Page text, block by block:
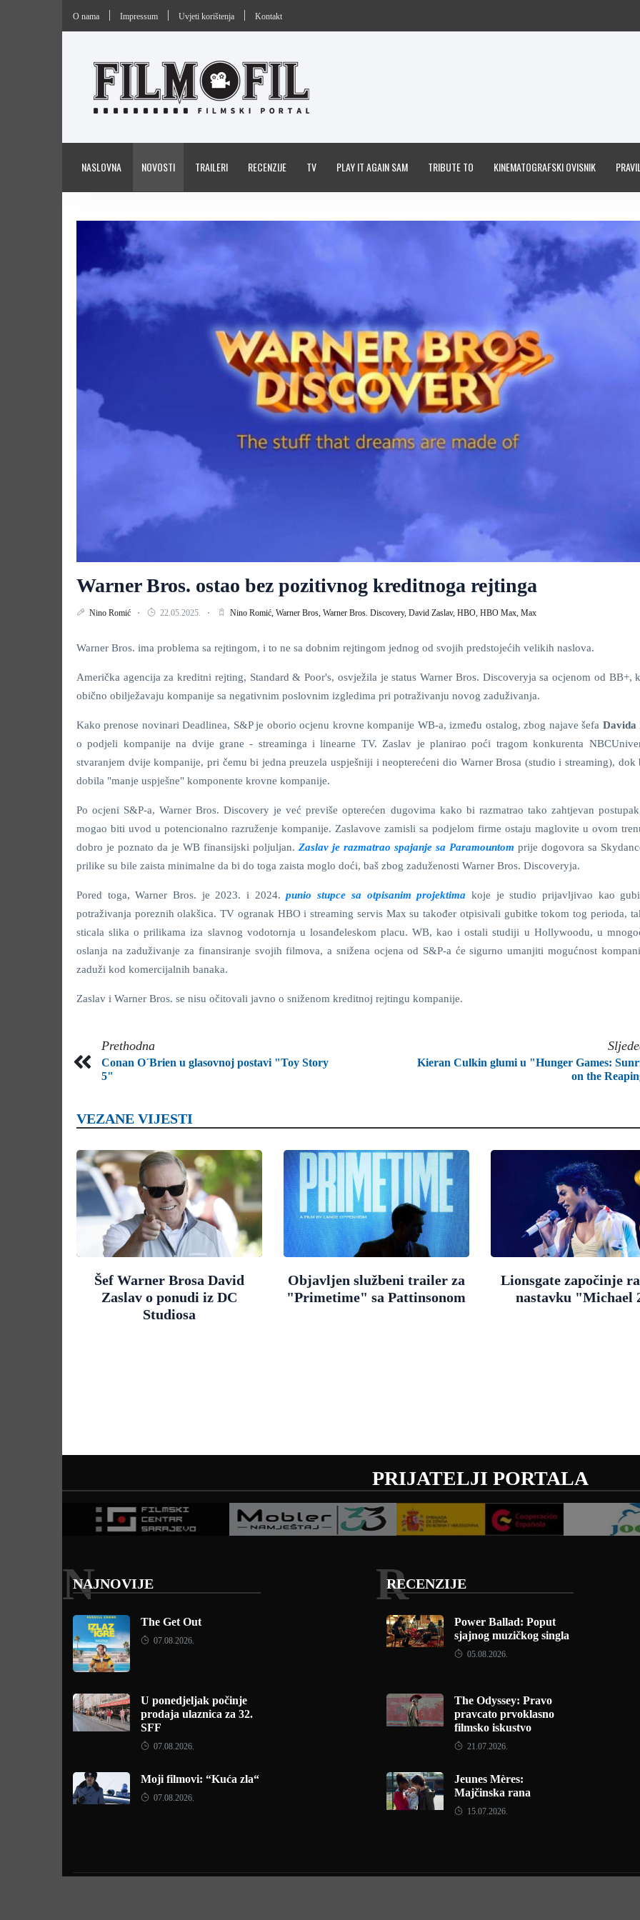
O nama Impressum Uvjeti korištenja Kontakt
NASLOVNA NOVOSTI TRAILERI RECENZIJE TV PLAY IT AGAIN SAM TRIBUTE TO KINEMATOGRAFSKI OVISNIK
Warner Bros. ostao bez pozitivnog kreditnoga rejtinga
Nino Romić 22.05.2025. Nino Romić, Warner Bros, Warner Bros. Discovery, David Zaslav, HBO, HBO Max, Max
Warner Bros. ima problema sa rejtingom, i to ne sa dobnim rejtingom jednog od svojih predstojećih velikih naslova.
Američka agencija za kreditni rejting, Standard & Poor's, osvježila je status Warner Bros. Discoveryja sa ocjenom od BB+,
obično obilježavaju kompanije sa negativnim poslovnim izgledima pri potraživanju novog zaduživanja.
Kako prenose novinari Deadlinea, S&P je oborio ocjenu krovne kompanije WB-a, između ostalog, zbog najave šefa Davida
o podjeli kompanije na dvije grane - streaminga i linearne TV. Zaslav je planirao poći tragom konkurenta
stvaranjem dvije kompanije, pri čemu bi jedna preuzela uspješniji i neopterećeni dio Warner Brosa (studio i streaming), dok
dobila "manje uspješne" komponente krovne kompanije.
Po ocjeni S&P-a, Warner Bros. Discovery je već previše opterećen dugovima kako bi razmatrao tako zahtjevan
mogao biti uvod u potencionalno razruženje kompanije. Zaslavove zamisli sa podjelom firme ostaju maglovite u ovom
dobro je poznato da je WB finansijski poljuljan. Zaslav je razmatrao spajanje sa Paramountom prije dogovora sa
prilike su bile zaista minimalne da bi do toga zaista moglo doći, baš zbog zaduženosti Warner Bros. Discoveryja.
Pored toga, Warner Bros. je 2023. i 2024. punio stupce sa otpisanim projektima koje je studio prijavljivao kao
potraživanja poreznih olakšica. TV ogranak HBO i streaming servis Max su također otpisivali gubitke tokom tog perioda,
sticala slika o prilikama iza slavnog vodotornja u losanđeleskom placu. WB, kao i ostali studiji u Hollywoodu, u
oslanja na zaduživanje za finansiranje svojih filmova, a snižena ocjena od S&P-a će sigurno umanjiti mogućnost
zaduži kod komercijalnih banaka.
Zaslav i Warner Bros. se nisu očitovali javno o sniženom kreditnoj rejtingu kompanije.
Prethodna
Conan O´Brien u glasovnoj postavi "Toy Story
5"
Kieran Culkin glumi u "Hunger Games:
on the
VEZANE VIJESTI
Šef Warner Brosa David
Zaslav o ponudi iz DC
Studiosa
Objavljen službeni trailer za
"Primetime" sa Pattinsonom
Lionsgate započinje
nastavku "Michael
PRIJATELJI PORTALA
NAJNOVIJE
N
The Get Out
07.08.2026.
U ponedjeljak počinje
prodaja ulaznica za 32.
SFF
07.08.2026.
Moji filmovi: “Kuća zla“
07.08.2026.
RECENZIJE
R
Power Ballad: Poput
sjajnog muzičkog singla
05.08.2026.
The Odyssey: Pravo
pravcato prvoklasno
filmsko iskustvo
21.07.2026.
Jeunes Mères:
Majčinska rana
15.07.2026.